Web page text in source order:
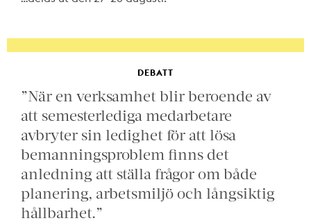
DEBATT
”När en verksamhet blir beroende av
att semesterlediga medarbetare
avbryter sin ledighet för att lösa
bemanningsproblem finns det
anledning att ställa frågor om både
planering, arbetsmiljö och långsiktig
hållbarhet.”